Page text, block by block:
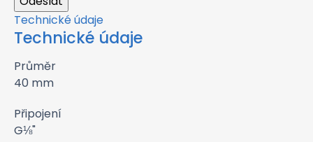
Technické údaje
Technické údaje
Průměr
40 mm
Připojení
G⅛"